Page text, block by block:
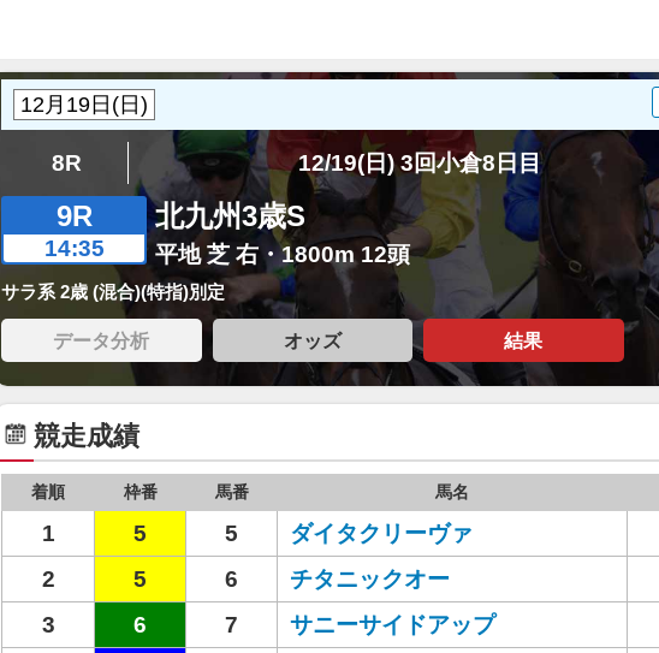
8R 12/19(日) 3回小倉8日目
9R
14:35
北九州3歳S
平地 芝 右・1800m 12頭
サラ系 2歳 (混合)(特指)別定
データ分析 オッズ 結果
競走成績
着順 枠番 馬番 馬名
1 5 5 ダイタクリーヴァ
2
5 6 チタニックオー
3
6 7 サニーサイドアップ